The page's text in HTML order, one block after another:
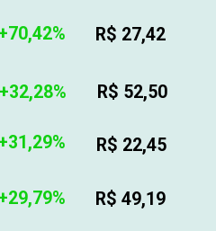
R$ 27,42
+32,28% R$ 52,50
R$ 22,45
R$ 49,19